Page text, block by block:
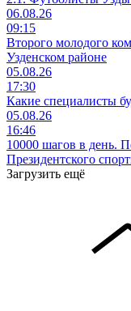
06.08.26
09:15
Второго молодого
Узденском районе
05.08.26
17:30
Какие специалисты
05.08.26
16:46
10000 шагов в день.
Президентского
Загрузить ещё